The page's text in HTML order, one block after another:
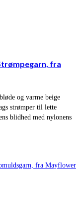
fra
og varme beige
strømper til lette
blidhed med nylonens